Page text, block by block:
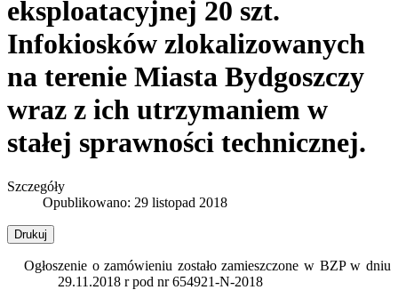
eksploatacyjnej 20 szt.
Infokiosków zlokalizowanych
na terenie Miasta Bydgoszczy
wraz z ich utrzymaniem w
stałej sprawności technicznej.
Szczegóły
Opublikowano: 29 listopad 2018
Drukuj
Ogłoszenie o zamówieniu zostało zamieszczone w BZP w dniu
29.11.2018 r pod nr 654921-N-2018